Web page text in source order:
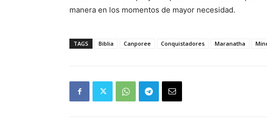
manera en los momentos de mayor necesidad.
TAGS Biblia Canporee Conquistadores Maranatha